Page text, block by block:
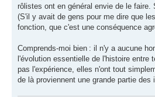
rôlistes ont en général envie de le
(S'il y avait de gens pour me dire que
fonction, que c'est une conséquence
Comprends-moi bien : il n'y a aucune
l'évolution essentielle de l'histoire
pas l'expérience, elles n'ont tout
de là proviennent une grande partie